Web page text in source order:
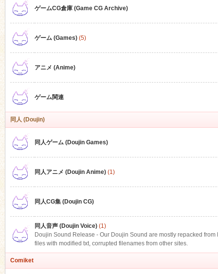
ゲームCG倉庫 (Game CG Archive)
ゲーム (Games)(5)
アニメ (Anime)
ゲーム関連
同人 (Doujin)
同人ゲーム (Doujin Games)
同人アニメ (Doujin Anime)(1)
同人CG集 (Doujin CG)
同人音声 (Doujin Voice)(1)
Doujin Sound Release - Our Doujin Sound are mostly repacked
files with modified txt, corrupted filenames from other sites.
Comiket